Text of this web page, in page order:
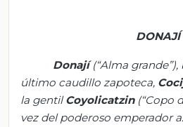
DONAJÍ
Donaji(“Alma
último caudillo zapoteca,
la gentilCoyolicatzin(“Copo
vez del poderoso emperador